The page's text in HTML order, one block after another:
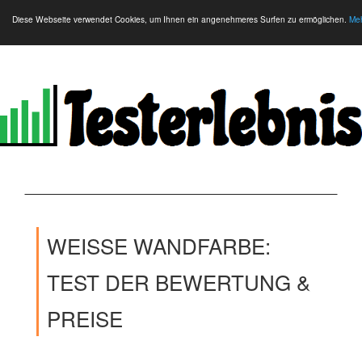
Diese Webseite verwendet Cookies, um Ihnen ein angenehmeres Surfen zu ermöglichen.
WEISSE WANDFARBE: T
EST DER BEWERTUNG & P
REISE